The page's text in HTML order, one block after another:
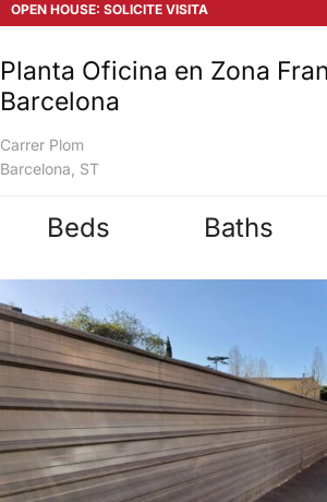
OPEN HOUSE: SOLICITE VISITA
Planta Oficina en Zona
Barcelona
Carrer Plom
Barcelona, ST
Beds Baths